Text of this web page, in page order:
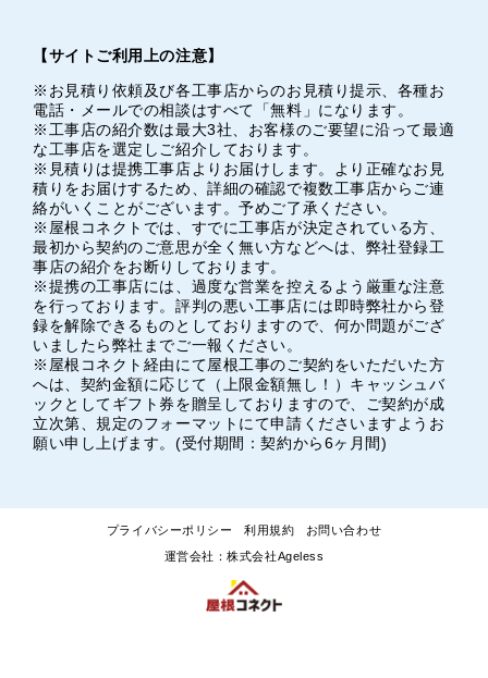
【サイトご利用上の注意】
※お見積り依頼及び各工事店からのお見積り提示、各種お
電話・メールでの相談はすべて「無料」になります。
※工事店の紹介数は最大3社、お客様のご要望に沿って最適
な工事店を選定しご紹介しております。
※見積りは提携工事店よりお届けします。より正確なお見
積りをお届けするため、詳細の確認で複数工事店からご連
絡がいくことがございます。予めご了承ください。
※屋根コネクトでは、すでに工事店が決定されている方、
最初から契約のご意思が全く無い方などへは、弊社登録工
事店の紹介をお断りしております。
※提携の工事店には、過度な営業を控えるよう厳重な注意
を行っております。評判の悪い工事店には即時弊社から登
録を解除できるものとしておりますので、何か問題がござ
いましたら弊社までご一報ください。
※屋根コネクト経由にて屋根工事のご契約をいただいた方
へは、契約金額に応じて（上限金額無し！）キャッシュバ
ックとしてギフト券を贈呈しておりますので、ご契約が成
立次第、規定のフォーマットにて申請くださいますようお
願い申し上げます。(受付期間：契約から6ヶ月間)
プライバシーポリシー 利用規約 お問い合わせ
運営会社：株式会社Ageless